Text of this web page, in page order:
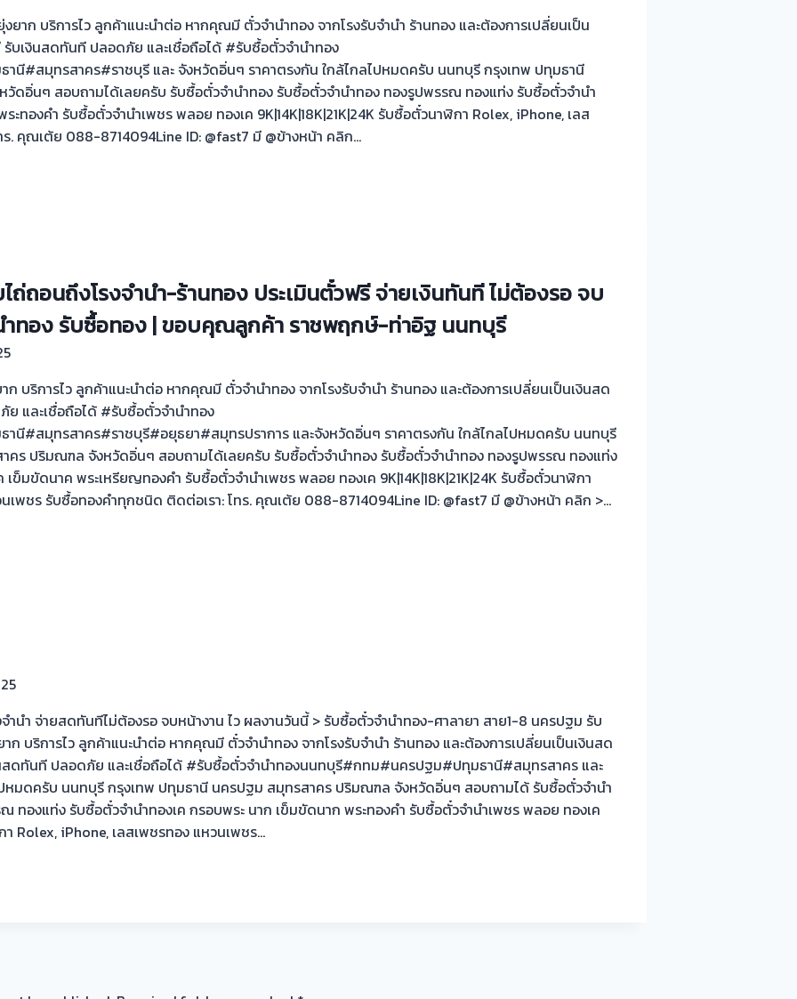
ยาก บริการไว ลูกค้าแนะนำต่อ หากคุณมี ตั๋วจำนำทอง จากโรงรับจำนำ ร้านทอง และต้องการเปลี่ยนเป็น
รับเงินสดทันที ปลอดภัย และเชื่อถือได้ #รับซื้อตั๋วจำนำทอง
#สมุทรสาคร#ราชบุรี และ จังหวัดอิ่นๆ ราคาตรงกัน ใกล้ไกลไปหมดครับ นนทบุรี กรุงเทพ ปทุมธานี
ดอิ่นๆ สอบถามได้เลยครับ รับซื้อตั๋วจำนำทอง รับซื้อตั๋วจำนำทอง ทองรูปพรรณ ทองแท่ง รับซื้อตั๋วจำนำ
ะทองคำ รับซื้อตั๋วจำนำเพชร พลอย ทองเค 9K|14K|18K|21K|24K รับซื้อตั๋วนาฬิกา Rolex, iPhone, เลส
. คุณเต้ย 088-8714094Line ID: @fast7 มี @ข้างหน้า คลิก…
ถ่ถอนถึงโรงจำนำ-ร้านทอง ประเมินตั๋วฟรี จ่ายเงินทันที ไม่ต้องรอ จบ
ำทอง รับซื้อทอง | ขอบคุณลูกค้า ราชพฤกษ์-ท่าอิฐ นนทบุรี
ก บริการไว ลูกค้าแนะนำต่อ หากคุณมี ตั๋วจำนำทอง จากโรงรับจำนำ ร้านทอง และต้องการเปลี่ยนเป็นเงินสด
ย และเชื่อถือได้ #รับซื้อตั๋วจำนำทอง
#สมุทรสาคร#ราชบุรี#อยุธยา#สมุทรปราการ และจังหวัดอิ่นๆ ราคาตรงกัน ใกล้ไกลไปหมดครับ นนทบุรี
คร ปริมณฑล จังหวัดอิ่นๆ สอบถามได้เลยครับ รับซื้อตั๋วจำนำทอง รับซื้อตั๋วจำนำทอง ทองรูปพรรณ ทองแท่ง
ข็มขัดนาค พระเหรียญทองคำ รับซื้อตั๋วจำนำเพชร พลอย ทองเค 9K|14K|18K|21K|24K รับซื้อตั๋วนาฬิกา
เพชร รับซื้อทองคำทุกชนิด ติดต่อเรา: โทร. คุณเต้ย 088-8714094Line ID: @fast7 มี @ข้างหน้า คลิก >…
ำนำ จ่ายสดทันทีไม่ต้องรอ จบหน้างาน ไว ผลงานวันนี้ > รับซื้อตั๋วจำนำทอง-ศาลายา สาย1-8 นครปฐม รับ
ก บริการไว ลูกค้าแนะนำต่อ หากคุณมี ตั๋วจำนำทอง จากโรงรับจำนำ ร้านทอง และต้องการเปลี่ยนเป็นเงินสด
นสดทันที ปลอดภัย และเชื่อถือได้ #รับซื้อตั๋วจำนำทองนนทบุรี#กทม#นครปฐม#ปทุมธานี#สมุทรสาคร และ
หมดครับ นนทบุรี กรุงเทพ ปทุมธานี นครปฐม สมุทรสาคร ปริมณฑล จังหวัดอิ่นๆ สอบถามได้ รับซื้อตั๋วจำนำ
ทองแท่ง รับซื้อตั๋วจำนำทองเค กรอบพระ นาก เข็มขัดนาก พระทองคำ รับซื้อตั๋วจำนำเพชร พลอย ทองเค
า Rolex, iPhone, เลสเพชรทอง แหวนเพชร…